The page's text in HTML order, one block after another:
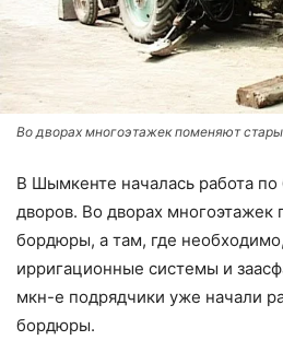
Во дворах многоэтажек поменяют
В Шымкенте началась работа по
дворов. Во дворах многоэтажек
бордюры, а там, где
ирригационные системы и
мкн-е подрядчики уже начали
бордюры.